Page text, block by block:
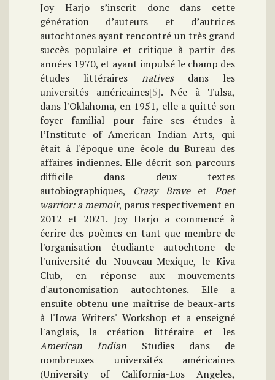
Joy Harjo s’inscrit donc dans cette
génération d’auteurs et d’autrices
autochtones ayant rencontré un très grand
succès populaire et critique à partir des
années 1970, et ayant impulsé le champ des
études littéraires nativesdans les
universités américaines[5]. Née à Tulsa,
dans l'Oklahoma, en 1951, elle a quitté son
foyer familial pour faire ses études à
l’Institute of American Indian Arts, qui
était à l'époque une école du Bureau des
affaires indiennes. Elle décrit son parcours
difficile dans deux textes
autobiographiques,
Crazy Braveet Poet
warrior: a memoir, parus respectivement en
2012 et 2021. Joy Harjo a commencé à
écrire des poèmes en tant que membre de
l'organisation étudiante autochtone de
l'université du Nouveau-Mexique, le Kiva
Club, en réponse aux mouvements
d'autonomisation autochtones. Elle a
ensuite obtenu une maîtrise de beaux-arts
à l'Iowa Writers' Workshop et a enseigné
l'anglais, la création littéraire et les
American Indian Studies dans de
nombreuses universités américaines
(University of California-Los Angeles,